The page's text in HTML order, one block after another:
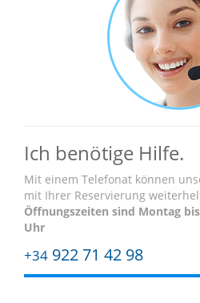
Ich benötige Hilfe.
Mit einem Telefonat können
mit Ihrer Reservierung
Öffnungszeiten sind Montag
Uhr
+34 922 71 42 98